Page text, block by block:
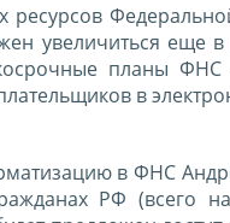
увеличиться еще
планы ФНС
в
в ФНС
РФ (всего